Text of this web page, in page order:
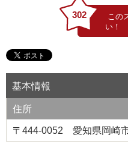
302
基本情報
住所
〒444-0052 愛知県岡崎